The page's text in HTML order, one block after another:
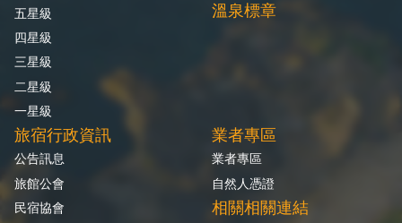
五星級
四星級
三星級
二星級
一星級
溫泉標章
旅宿行政資訊
公告訊息
旅館公會
民宿協會
業者專區
業者專區
自然人憑證
相關相關連結